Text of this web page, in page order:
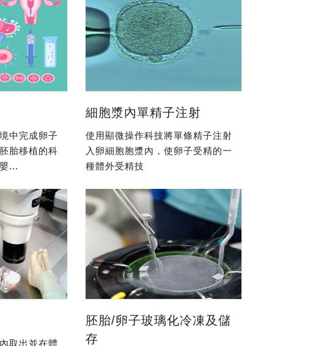
中完成卵子
胎移植的科
...
細胞漿內單精子注射
使用顯微操作科技將單條精子注射
入卵細胞胞漿內，使卵子受精的一
種體外受精技
取出並在體
胚胎/卵子玻璃化冷凍及儲
存